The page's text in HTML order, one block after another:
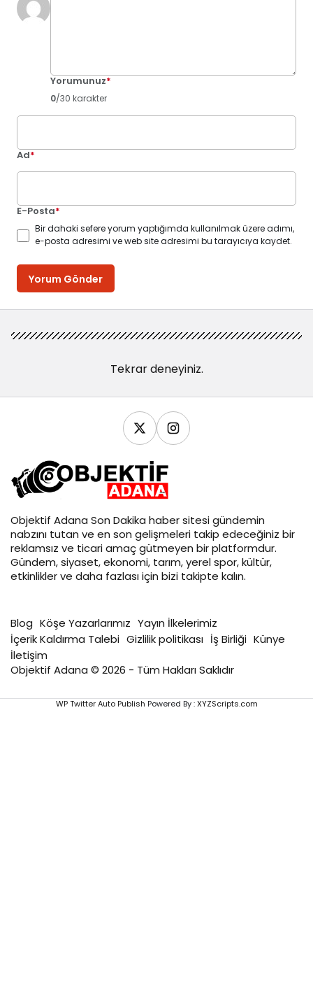
Yorumunuz*
0/30 karakter
Ad*
E-Posta*
Bir dahaki sefere yorum yaptığımda kullanılmak üzere adımı,
e-posta adresimi ve web site adresimi bu tarayıcıya kaydet.
Yorum Gönder
Tekrar deneyiniz.
Objektif Adana Son Dakika haber sitesi gündemin
nabzını tutan ve en son gelişmeleri takip edeceğiniz bir
reklamsız ve ticari amaç gütmeyen bir platformdur.
Gündem, siyaset, ekonomi, tarım, yerel spor, kültür,
etkinlikler ve daha fazlası için bizi takipte kalın.
Blog Köşe Yazarlarımız Yayın İlkelerimiz
İçerik Kaldırma Talebi Gizlilik politikası İş Birliği Künye
İletişim
Objektif Adana © 2026 - Tüm Hakları Saklıdır
WP Twitter Auto Publish Powered By :XYZScripts.com